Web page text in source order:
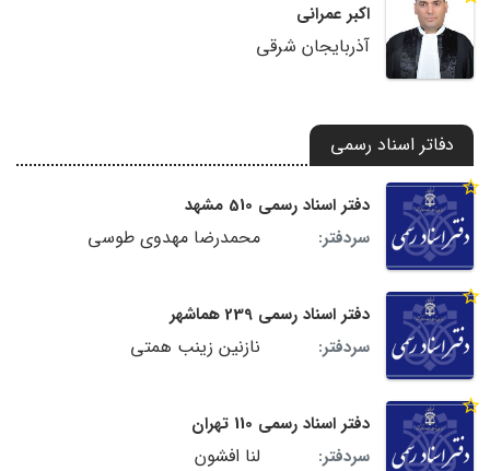
اکبر عمرانی
آذربایجان شرقی
دفاتر اسناد رسمی
دفتر اسناد رسمی 510 مشهد
سردفتر:
محمدرضا مهدوی طوسی
دفتر اسناد رسمی 239 هماشهر
سردفتر:
نازنین زینب همتی
دفتر اسناد رسمی 110 تهران
سردفتر:
لنا افشون